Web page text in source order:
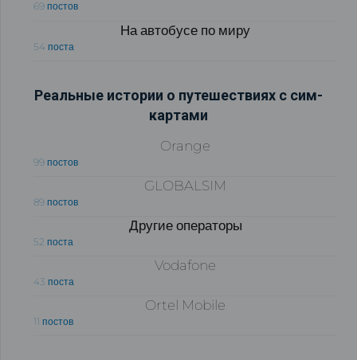
69 постов
На автобусе по миру
54 поста
Реальные истории о путешествиях с сим-
картами
Orange
99 постов
GLOBALSIM
89 постов
Другие операторы
52 поста
Vodafone
43 поста
Ortel Mobile
11 постов